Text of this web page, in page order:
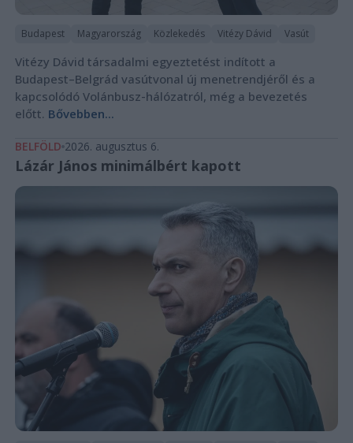
Budapest Magyarország Közlekedés Vitézy Dávid Vasút
Vitézy Dávid társadalmi egyeztetést indított a
Budapest–Belgrád vasútvonal új menetrendjéről és a
kapcsolódó Volánbusz-hálózatról, még a bevezetés
előtt. Bővebben...
BELFÖLD 2026. augusztus 6.
Lázár János minimálbért kapott